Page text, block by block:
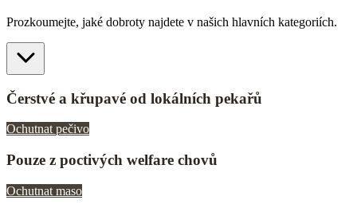
Prozkoumejte, jaké dobroty najdete v našich hlavních kategoriích.
Čerstvé a křupavé od lokálních pekařů
Ochutnat pečivo
Pouze z poctivých welfare chovů
Ochutnat maso